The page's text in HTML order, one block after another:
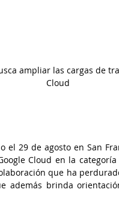
ampliar las cargas de
Cloud
el 29 de agosto en San
Cloud en la
que ha
además brinda